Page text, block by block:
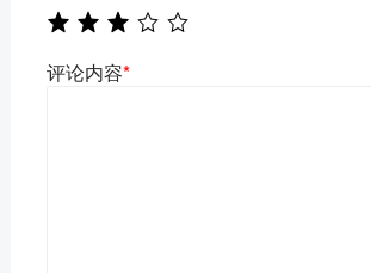
评论内容*